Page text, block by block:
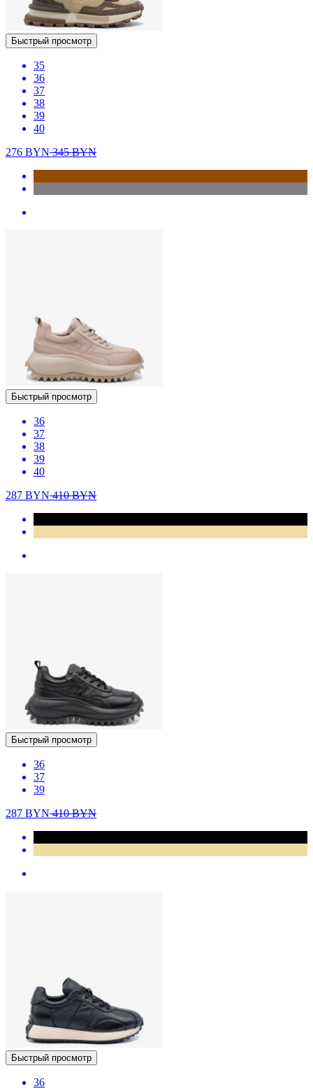
Быстрый просмотр
35
36
37
38
39
40
276 BYN345BYN
Быстрый просмотр
36
37
38
39
40
287 BYN410BYN
Быстрый просмотр
36
37
39
287 BYN410BYN
Быстрый просмотр
36